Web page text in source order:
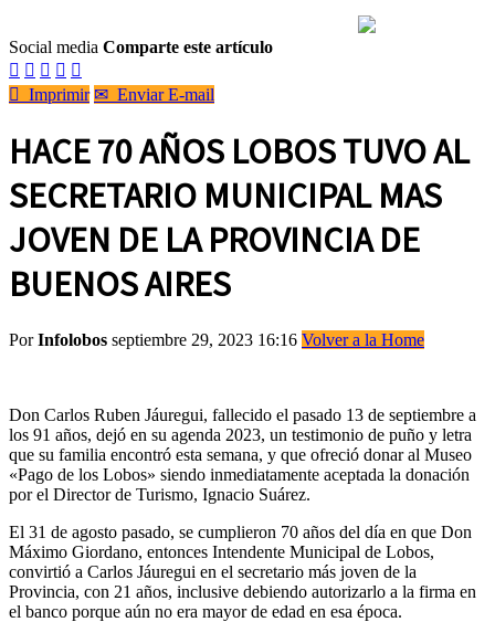
Social media Comparte este artículo
    
 Imprimir ✉ Enviar E-mail
HACE 70 AÑOS LOBOS TUVO AL
SECRETARIO MUNICIPAL MAS
JOVEN DE LA PROVINCIA DE
BUENOS AIRES
PorInfolobos septiembre 29, 2023 16:16 Volver a la Home
Don Carlos Ruben Jáuregui, fallecido el pasado 13 de septiembre a
los 91 años, dejó en su agenda 2023, un testimonio de puño y letra
que su familia encontró esta semana, y que ofreció donar al Museo
«Pago de los Lobos» siendo inmediatamente aceptada la donación
por el Director de Turismo, Ignacio Suárez.
El 31 de agosto pasado, se cumplieron 70 años del día en que Don
Máximo Giordano, entonces Intendente Municipal de Lobos,
convirtió a Carlos Jáuregui en el secretario más joven de la
Provincia, con 21 años, inclusive debiendo autorizarlo a la firma en
el banco porque aún no era mayor de edad en esa época.